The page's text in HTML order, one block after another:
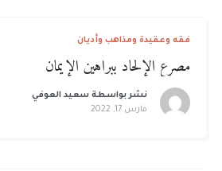
فقه وعقيدة ومذاهب وأديان
مصرع الإلحاد ببراهين الإيمان
نشر بواسطة سعيد العوفي
مارس 17, 2022